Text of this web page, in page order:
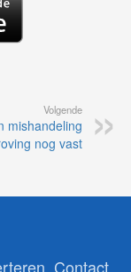
Volgende
mishandeling
nog vast
Contact